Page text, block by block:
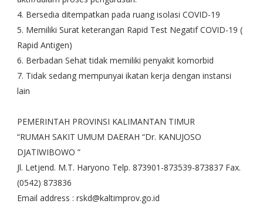
4. Bersedia ditempatkan pada ruang isolasi COVID-19
5. Memiliki Surat keterangan Rapid Test Negatif COVID-19 (
Rapid Antigen)
6. Berbadan Sehat tidak memiliki penyakit komorbid
7. Tidak sedang mempunyai ikatan kerja dengan instansi
lain
PEMERINTAH PROVINSI KALIMANTAN TIMUR
“RUMAH SAKIT UMUM DAERAH “Dr. KANUJOSO
DJATIWIBOWO ”
Jl. Letjend. M.T. Haryono Telp. 873901-873539-873837 Fax.
(0542) 873836
Email address : rskd@kaltimprov.go.id